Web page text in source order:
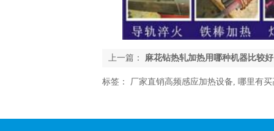
上一篇： 麻花钻热轧加热用哪种机器比较好
标签： 厂家直销高频感应加热设备, 哪里有